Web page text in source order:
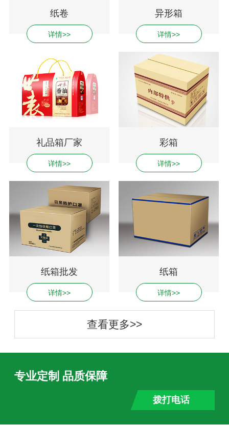
纸卷
详情>>
异形箱
详情>>
礼品箱厂家
详情>>
彩箱
详情>>
纸箱批发
详情>>
纸箱
详情>>
查看更多>>
专业定制 品质保障
拨打电话